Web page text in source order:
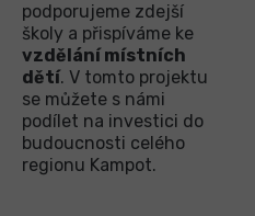
podporujeme zdejší
školy a přispíváme ke
vzdělání místních
dětí. V tomto projektu
se můžete s námi
podílet na investici do
budoucnosti celého
regionu Kampot.